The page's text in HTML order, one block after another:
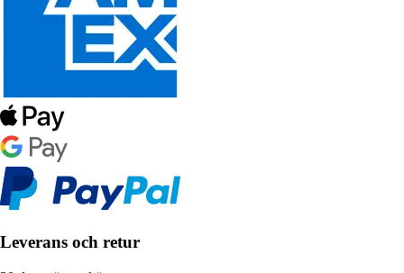
Leverans och retur